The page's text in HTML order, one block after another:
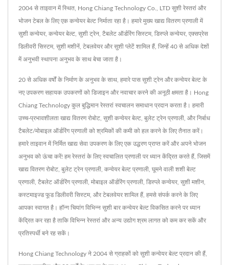
2004 से ताइवान में स्थित, Hong Chiang Technology Co., LTD सुशी रेस्तरां और
भोजन टेबल के लिए एक कन्वेयर बेल्ट निर्माता रहा है। हमारे मुख्य खाद्य वितरण प्रणाली में
सुशी कन्वेयर, कन्वेयर बेल्ट, सुशी ट्रेन, टैबलेट ऑर्डरिंग सिस्टम, डिस्प्ले कन्वेयर, एक्सप्रेस
डिलीवरी सिस्टम, सुशी मशीनें, टेबलवेयर और सुशी प्लेटें शामिल हैं, जिन्हें 40 से अधिक देशों
में अनुभवी स्थापना अनुभव के साथ बेचा जाता है।
20 से अधिक वर्षों के निर्माण के अनुभव के साथ, हमारे पास सुशी ट्रेन और कन्वेयर बेल्ट के
नए उपकरण सहायक उपकरणों को डिजाइन और नवाचार करने की अनूठी क्षमता है। Hong
Chiang Technology कुल बुद्धिमान रेस्तरां स्वचालन समाधान प्रदान करता है। हमारी
उच्च-प्रभावशीलता खाद्य वितरण रोबोट, सुशी कन्वेयर बेल्ट, बुलेट ट्रेन प्रणाली, और निर्बाध
टैबलेट/मोबाइल ऑर्डरिंग प्रणाली को श्रमिकों की कमी को हल करने के लिए तैनात करें।
हमारे ताइवान में निर्मित खाद्य सेवा उपकरण के लिए एक उद्धरण प्राप्त करें और अपने भोजन
अनुभव को ऊंचा करें! हम रेस्तरां के लिए स्वचालित प्रणाली पर ध्यान केंद्रित करते हैं, जिसमें
खाद्य वितरण रोबोट, बुलेट ट्रेन प्रणाली, कन्वेयर बेल्ट प्रणाली, घूमने वाली शशी बेल्ट
प्रणाली, टैबलेट ऑर्डरिंग प्रणाली, मोबाइल ऑर्डरिंग प्रणाली, डिस्प्ले कन्वेयर, सुशी मशीन,
कस्टमाइज्ड फूड डिलीवरी सिस्टम, और टेबलवेयर शामिल हैं, हमसे संपर्क करने के लिए
आपका स्वागत है। हॉन्ग चियांग विभिन्न सुशी बार कन्वेयर बेल्ट विकसित करने पर ध्यान
केंद्रित कर रहा है ताकि विभिन्न रेस्तरां और अन्य उद्योग श्रम लागत को कम कर सकें और
प्रतिस्पर्धी बने रह सकें।
Hong Chiang Technology ने 2004 से ग्राहकों को सुशी कन्वेयर बेल्ट प्रदान की हैं,